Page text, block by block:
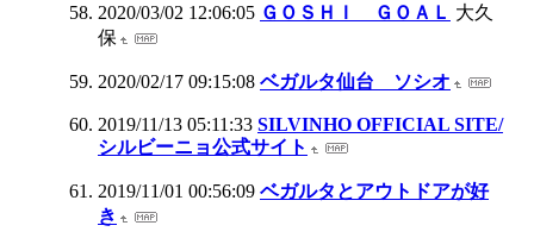
2020/03/02 12:06:05 ＧＯＳＨＩ ＧＯＡＬ 大久
保
2020/02/17 09:15:08 ベガルタ仙台 ソシオ
2019/11/13 05:11:33 SILVINHO OFFICIAL SITE/
シルビーニョ公式サイト
2019/11/01 00:56:09 ベガルタとアウトドアが好
き